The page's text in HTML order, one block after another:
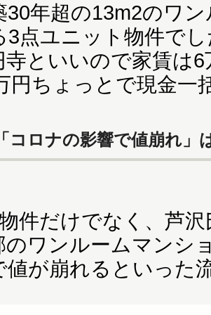
30年超の13m2のワ
3点ユニット物件で
寺といいので家賃は
円ちょっとで現金一
コロナの影響で値崩れ」
件だけでなく、芦
のワンルームマンシ
値が崩れるといった